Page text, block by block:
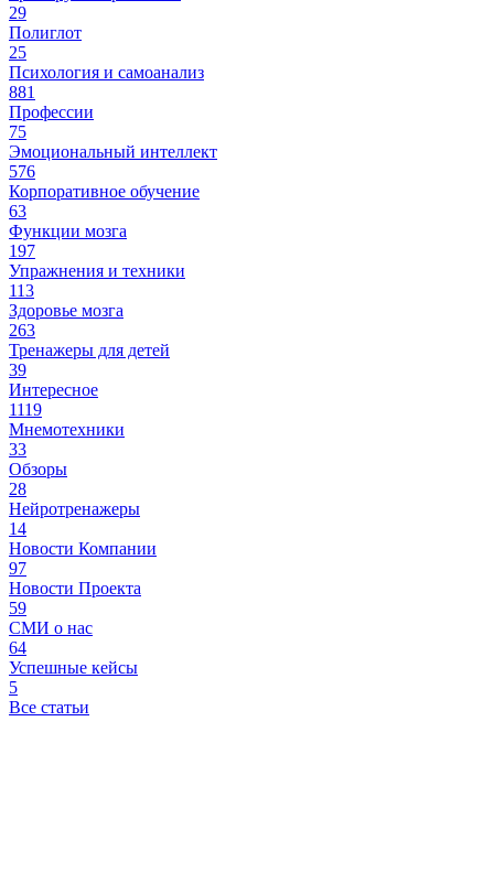
29
Полиглот
25
Психология и самоанализ
881
Профессии
75
Эмоциональный интеллект
576
Корпоративное обучение
63
Функции мозга
197
Упражнения и техники
113
Здоровье мозга
263
Тренажеры для детей
39
Интересное
1119
Мнемотехники
33
Обзоры
28
Нейротренажеры
14
Новости Компании
97
Новости Проекта
59
СМИ о нас
64
Успешные кейсы
5
Все статьи